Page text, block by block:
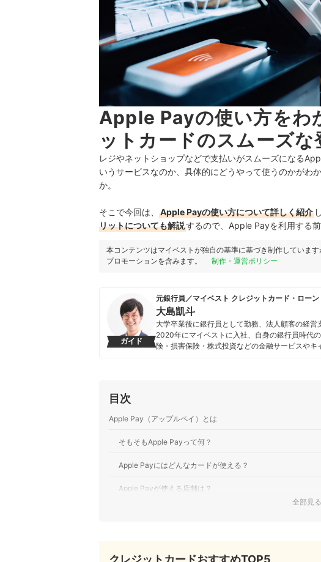
Apple Payの使い方をわ
ットカードのスムーズな
レジやネットショップなどで支払いがスムーズになる
いうサービスなのか、具体的にどうやって使うのかがわ
か。
そこで今回は、 Apple Payの使い方について詳しく紹介
リットについても解説するので、Apple Payを利用する前
本コンテンツはマイベストが独自の基準に基づき制作しています
プロモーションを含みます。
制作・運営ポリシー
ガイド
元銀行員／マイベスト クレジットカード・ロー
大島凱斗
大学卒業後に銀行員として勤務、法人顧客の経営
2020年にマイベストに入社、自身の銀行員時代
険・損害保険・株式投資などの金融サービスや
目次
Apple Pay（アップルペイ）とは
そもそもApple Payって何？
Apple Payにはどんなカードが使える？
Apple Payが使える店舗は？
交通系カードを登録する手順
全部見る
クレジットカードおすすめTOP5